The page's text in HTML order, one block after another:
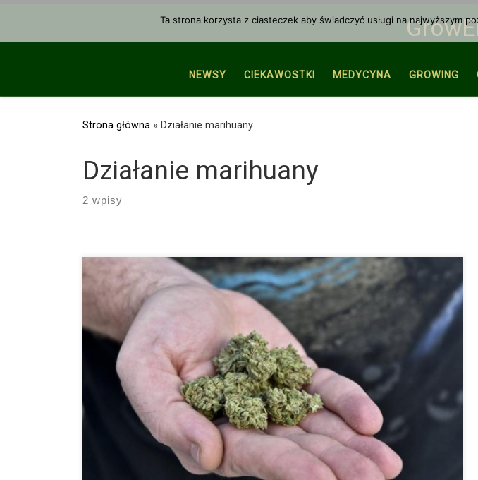
NEWSY CIEKAWOSTKI MEDYCYNA GROWING
Strona główna » Działanie marihuany
Działanie marihuany
2 wpisy
Amerykańskie Centrum Kontroli i Chorób zbadało, że w krajach, gdzie zalegalizowano
marihuanę do celów rekreacyjnych, młodzi ludzie twierdzą, iż jest ona coraz
trudniejsza w pozyskaniu. Przebadano w tym celu grupę […]
Ta strona korzysta z ciasteczek aby świadczyć usługi na najwyższym